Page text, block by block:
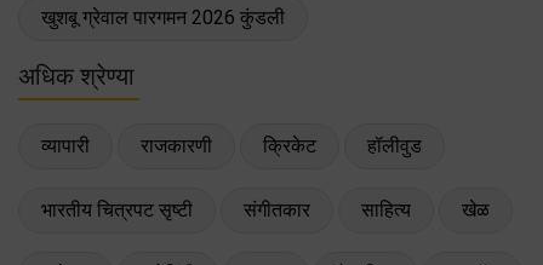
खुशबू ग्रेवाल पारगमन 2026 कुंडली
अधिक श्रेण्या
व्यापारी राजकारणी क्रिकेट हॉलीवुड
भारतीय चित्रपट सृष्टी संगीतकार साहित्य खेळ